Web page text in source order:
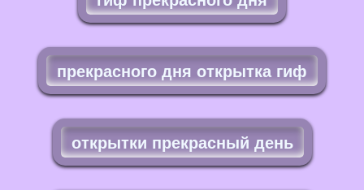
прекрасного дня открытка гиф
открытки прекрасный день